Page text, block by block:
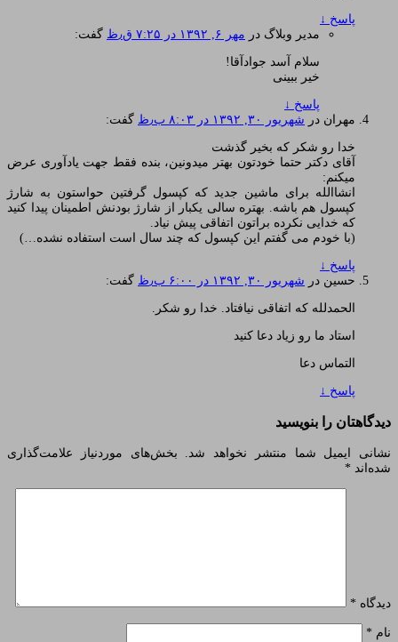
پاسخ ↓
مدیر وبلاگ در مهر ۶, ۱۳۹۲ در ۷:۲۵ ق٫ظ گفت:
سلام آسد جوادآقا!
خیر ببینی
پاسخ ↓
مهران در شهریور ۳۰, ۱۳۹۲ در ۸:۰۳ ب٫ظ گفت:
خدا رو شکر که بخیر گذشت
آقای دکتر حتما خودتون بهتر میدونین، بنده فقط جهت یادآوری عرض
میکنم:
انشاالله برای ماشین جدید که کپسول گرفتین حواستون به شارژ
کپسول هم باشه. بهتره سالی یکبار از شارژ بودنش اطمینان پیدا کنید
که خدایی نکرده براتون اتفاقی پیش نیاد.
(با خودم می گفتم این کپسول که چند سال است استفاده نشده…)
پاسخ ↓
حسین در شهریور ۳۰, ۱۳۹۲ در ۶:۰۰ ب٫ظ گفت:
الحمدلله که اتفاقی نیافتاد. خدا رو شکر.
استاد ما رو زیاد دعا کنید
التماس دعا
پاسخ ↓
دیدگاهتان را بنویسید
نشانی ایمیل شما منتشر نخواهد شد.
بخش‌های موردنیاز علامت‌گذاری
شده‌اند *
دیدگاه *
نام *